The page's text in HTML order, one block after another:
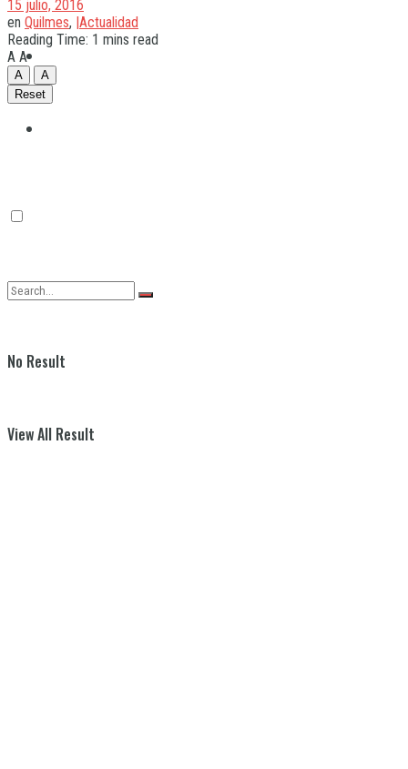
No Result
View All Result
15 julio, 2016
en Quilmes, |Actualidad
Reading Time: 1 mins read
A A
A
A
Reset